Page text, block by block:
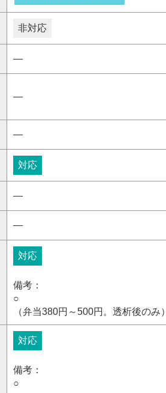
非対応
―
―
―
対応
―
―
対応
備考：
○
（弁当380円～500円。透析後のみ）
対応
備考：
○